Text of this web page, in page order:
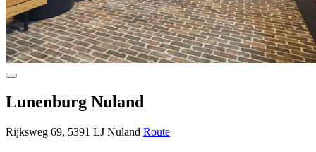
Lunenburg Nuland
Rijksweg 69, 5391 LJ Nuland Route